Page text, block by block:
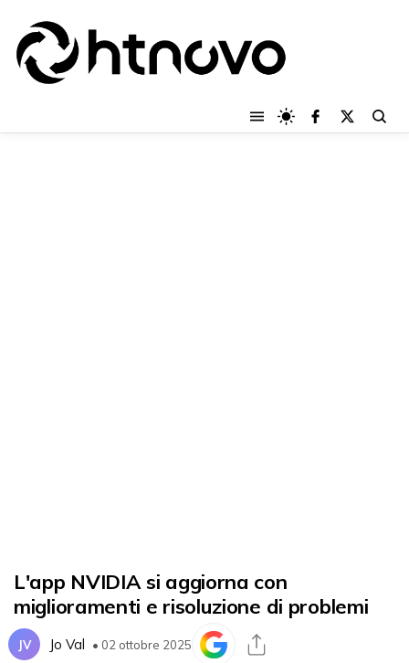
L'app NVIDIA si aggiorna con
miglioramenti e risoluzione di problemi
JV Jo Val • 02 ottobre 2025